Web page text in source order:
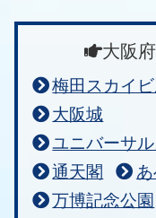
大阪
梅田スカイ
大阪城
ユニバーサ
通天閣
万博記念公園